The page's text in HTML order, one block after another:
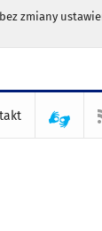
zmiany